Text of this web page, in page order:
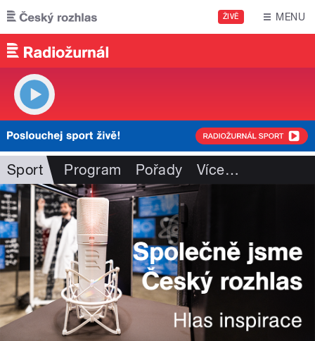
Přejít k hlavnímu obsahu
ŽIVĚ MENU
Sport Program Pořady Více…